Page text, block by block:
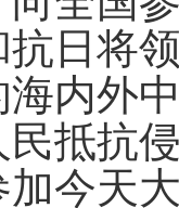
日将
内外
抵抗
今天